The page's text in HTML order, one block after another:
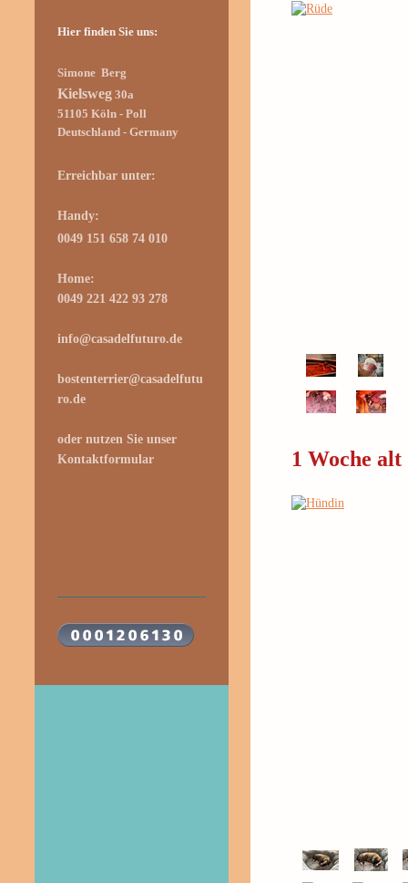
1 Woche alt
Hier finden Sie uns:
Simone Berg
Kielsweg 30a
51105 Köln- Poll
Deutschland - Germany
Erreichbar unter:
Handy:
0049 151 658 74 010
Home:
0049 221 422 93 278
info@casadelfuturo.de
bostenterrier@casadelfutu
ro.de
oder nutzen Sie unser
Kontaktformular